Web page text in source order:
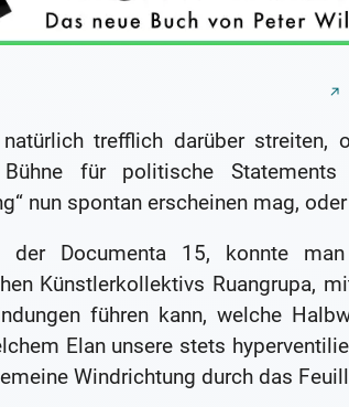
trefflich darüber
Bühne für politische
nun spontan erscheinen mag,
der Documenta 15, konnte
Künstlerkollektivs Ruangrupa,
führen kann, welche
Elan unsere stets
Windrichtung durch das